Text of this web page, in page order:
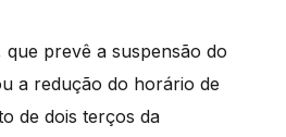
que prevê a suspensão do
a redução do horário de
de dois terços da